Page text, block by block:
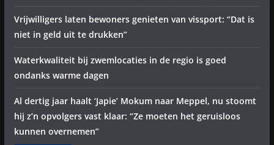
Vrijwilligers laten bewoners genieten van vissport: “Dat is
niet in geld uit te drukken”
Waterkwaliteit bij zwemlocaties in de regio is goed
ondanks warme dagen
Al dertig jaar haalt ‘Japie’ Mokum naar Meppel, nu stoomt
hij z’n opvolgers vast klaar: “Ze moeten het geruisloos
kunnen overnemen”